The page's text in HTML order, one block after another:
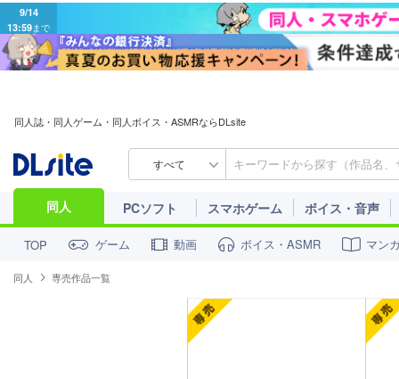
9/14
13:59まで
同人誌・同人ゲーム・同人ボイス・ASMRならDLsite
すべて
同人 PCソフト スマホゲーム ボイス・音声
TOP ゲーム 動画 ボイス・ASMR マン
同人 専売作品一覧